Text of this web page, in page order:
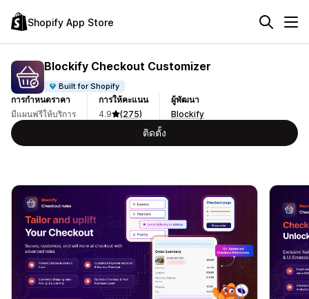
Shopify App Store
Blockify Checkout Customizer
Built for Shopify
การกำหนดราคา
มีแผนฟรีให้บริการ
การให้คะแนน
4.9
(275)
ผู้พัฒนา
Blockify
ติดตั้ง